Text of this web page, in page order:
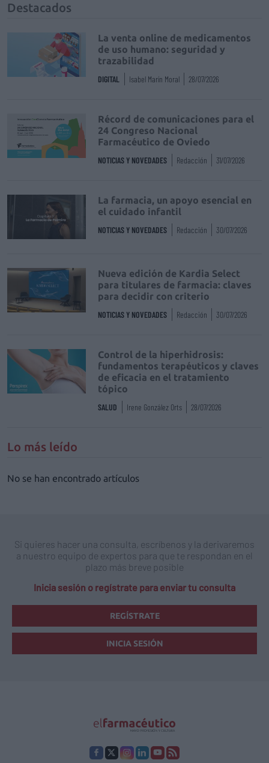
Destacados
La venta online de medicamentos
de uso humano: seguridad y
trazabilidad
DIGITAL Isabel Marín Moral 28/07/2026
Récord de comunicaciones para el
24 Congreso Nacional
Farmacéutico de Oviedo
NOTICIAS Y NOVEDADES Redacción 31/07/2026
La farmacia, un apoyo esencial en
el cuidado infantil
NOTICIAS Y NOVEDADES Redacción 30/07/2026
Nueva edición de Kardia Select
para titulares de farmacia: claves
para decidir con criterio
NOTICIAS Y NOVEDADES Redacción 30/07/2026
Control de la hiperhidrosis:
fundamentos terapéuticos y claves
de eficacia en el tratamiento
tópico
SALUD Irene González Orts 28/07/2026
Lo más leído
No se han encontrado artículos
Si quieres hacer una consulta, escríbenos y la derivaremos
a nuestro equipo de expertos para que te respondan en el
plazo más breve posible
Inicia sesión o regístrate para enviar tu consulta
REGÍSTRATE
INICIA SESIÓN